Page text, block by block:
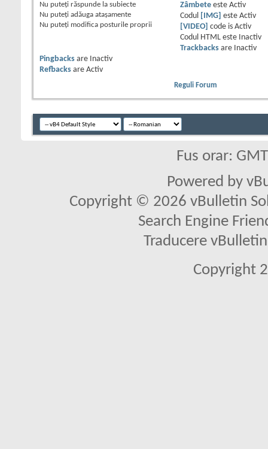
Nu puteţi răspunde la subiecte
Nu puteţi adăuga ataşamente
Nu puteţi modifica posturile proprii
Zâmbeteeste Activ
Codul
[IMG] este Activ
[VIDEO]
code is Activ
Codul HTML este
Inactiv
Trackbacksare
Inactiv
Pingbacks are
Inactiv
Refbacks are Activ
Reguli Forum
Fus orar:
Powered by
Copyright © 2026 vBulletin
Search Engine
Traducere
Copyright